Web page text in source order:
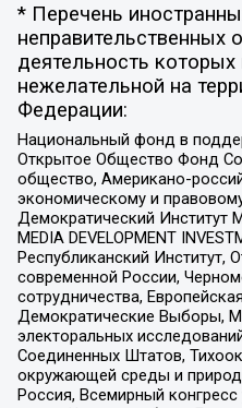
* Перечень
неправительственных
деятельность которых
нежелательной на
Федерации:
Национальный фонд в
Открытое Общество Фонд
общество, Американо-
экономическому и
Демократический Институт
MEDIA DEVELOPMENT
Республиканский Институт,
современной России,
сотрудничества,
Демократические Выборы,
электоральных
Соединенных Штатов,
окружающей среды и
Россия, Всемирный конгресс